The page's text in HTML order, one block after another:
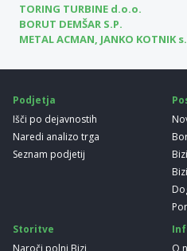
TORING TURBINE d.o.o.
BORUT DEMŠAR S.P.
METAL ACMAN, JANKO KOTNIK
Podjetja
Išči po dejavnostih
Naredi analizo trga
Seznam podjetij
Storitve
Naroči polni Bizi
O